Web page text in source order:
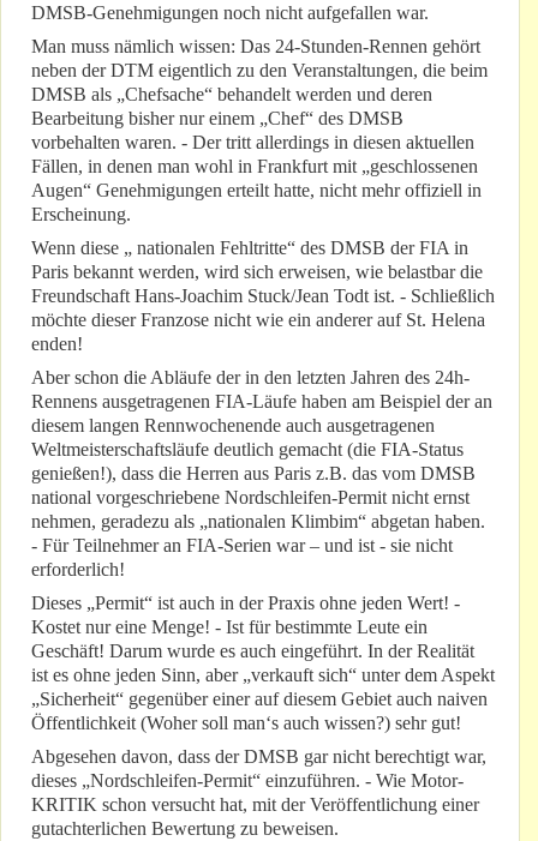
DMSB-Genehmigungen noch nicht aufgefallen war.
Man muss nämlich wissen: Das 24-Stunden-Rennen gehört
neben der DTM eigentlich zu den Veranstaltungen, die beim
DMSB als „Chefsache“ behandelt werden und deren
Bearbeitung bisher nur einem „Chef“ des DMSB
vorbehalten waren. - Der tritt allerdings in diesen aktuellen
Fällen, in denen man wohl in Frankfurt mit „geschlossenen
Augen“ Genehmigungen erteilt hatte, nicht mehr offiziell in
Erscheinung.
Wenn diese „ nationalen Fehltritte“ des DMSB der FIA in
Paris bekannt werden, wird sich erweisen, wie belastbar die
Freundschaft Hans-Joachim Stuck/Jean Todt ist. - Schließlich
möchte dieser Franzose nicht wie ein anderer auf St. Helena
enden!
Aber schon die Abläufe der in den letzten Jahren des 24h-
Rennens ausgetragenen FIA-Läufe haben am Beispiel der an
diesem langen Rennwochenende auch ausgetragenen
Weltmeisterschaftsläufe deutlich gemacht (die FIA-Status
genießen!), dass die Herren aus Paris z.B. das vom DMSB
national vorgeschriebene Nordschleifen-Permit nicht ernst
nehmen, geradezu als „nationalen Klimbim“ abgetan haben.
- Für Teilnehmer an FIA-Serien war – und ist - sie nicht
erforderlich!
Dieses „Permit“ ist auch in der Praxis ohne jeden Wert! -
Kostet nur eine Menge! - Ist für bestimmte Leute ein
Geschäft! Darum wurde es auch eingeführt. In der Realität
ist es ohne jeden Sinn, aber „verkauft sich“ unter dem Aspekt
„Sicherheit“ gegenüber einer auf diesem Gebiet auch naiven
Öffentlichkeit (Woher soll man‘s auch wissen?) sehr gut!
Abgesehen davon, dass der DMSB gar nicht berechtigt war,
dieses „Nordschleifen-Permit“ einzuführen. - Wie Motor-
KRITIK schon versucht hat, mit der Veröffentlichung einer
gutachterlichen Bewertung zu beweisen.